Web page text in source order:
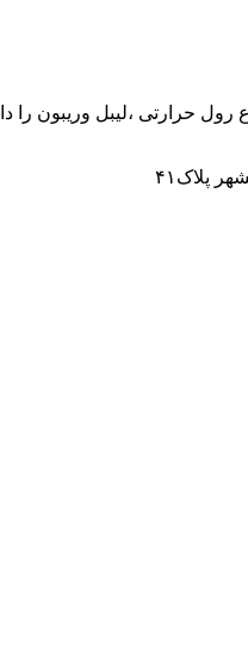
تهیه و پخش انواع رول حرارتی
پلاک۴۱